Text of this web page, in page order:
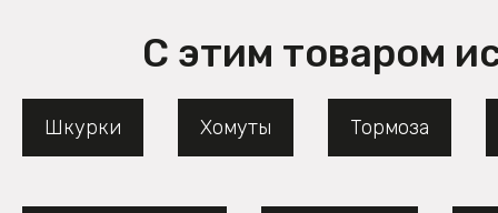
С этим товаром
Шкурки Хомуты Тормоза